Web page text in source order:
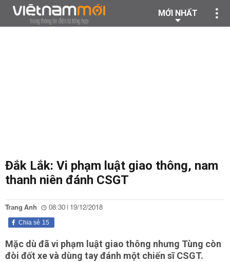
MỚI NHẤT
Đắk Lắk: Vi phạm luật giao thông, nam
thanh niên đánh CSGT
Trang Anh 08:30 | 19/12/2018
15
Chia sẻ
Mặc dù đã vi phạm luật giao thông nhưng Tùng còn
đòi đốt xe và dùng tay đánh một chiến sĩ CSGT.